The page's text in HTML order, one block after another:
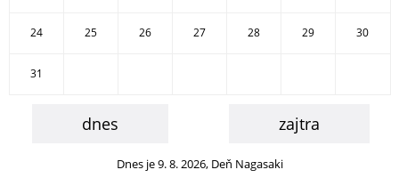
24 25 26 27 28 29 30
31
dnes zajtra
Dnes je 9. 8. 2026, Deň Nagasaki